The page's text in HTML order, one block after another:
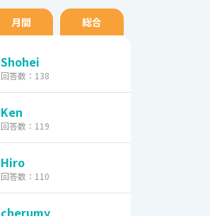
月間 総合
Shohei
回答数：138
Ken
回答数：119
Hiro
回答数：110
cherumy